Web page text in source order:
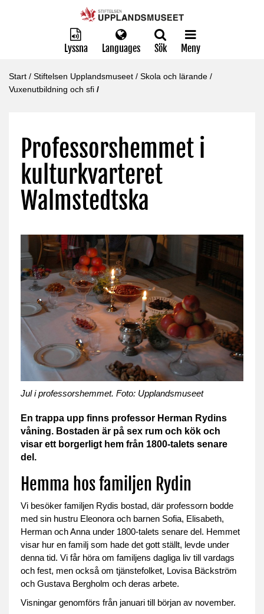
Lyssna Languages Sök Meny
Start / Stiftelsen Upplandsmuseet / Skola och lärande /
Vuxenutbildning och sfi /
Professorshemmet i
kulturkvarteret
Walmstedtska
Jul i professorshemmet. Foto: Upplandsmuseet
En trappa upp finns professor Herman Rydins
våning. Bostaden är på sex rum och kök och
visar ett borgerligt hem från 1800-talets senare
del.
Hemma hos familjen Rydin
Vi besöker familjen Rydis bostad, där professorn bodde
med sin hustru Eleonora och barnen Sofia, Elisabeth,
Herman och Anna under 1800-talets senare del. Hemmet
visar hur en familj som hade det gott ställt, levde under
denna tid. Vi får höra om familjens dagliga liv till vardags
och fest, men också om tjänstefolket, Lovisa Bäckström
och Gustava Bergholm och deras arbete.
Visningar genomförs från januari till början av november.